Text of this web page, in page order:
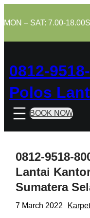
to
MON – SAT: 7.00-18.00
0812-
Polos
BOOK NOW
0812-9518-
Lantai
Sumatera
7 March 2022